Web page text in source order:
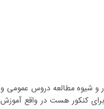
و شیوه مطالعه دروس عمومی و
کنکور هست در واقع آموزش